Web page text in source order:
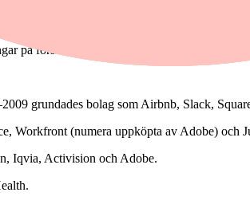
på forskning och utveckling. Förhållandet
grundades bolag som Airbnb, Slack,
Workfront (numera uppköpta av Adobe) och
Iqvia, Activision och Adobe.